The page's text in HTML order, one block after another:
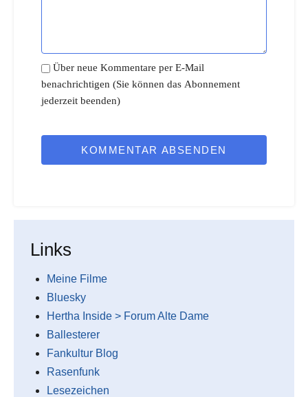
Über neue Kommentare per E-Mail
benachrichtigen (Sie können das Abonnement
jederzeit beenden)
KOMMENTAR ABSENDEN
Links
Meine Filme
Bluesky
Hertha Inside > Forum Alte Dame
Ballesterer
Fankultur Blog
Rasenfunk
Lesezeichen